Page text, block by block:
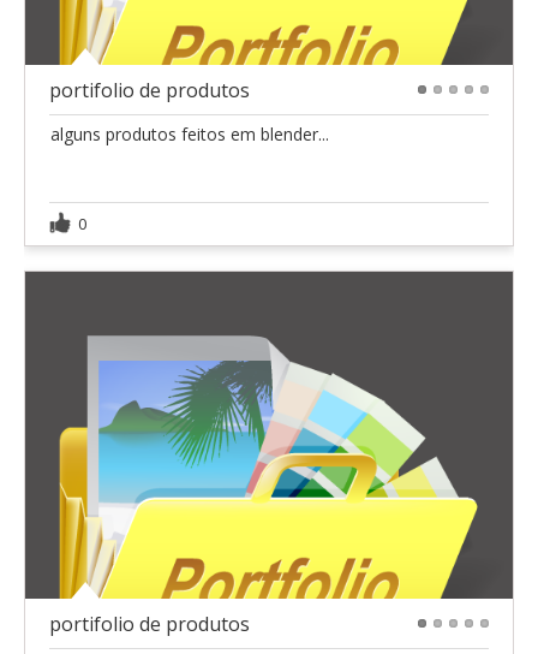
portifolio de produtos
alguns produtos feitos em blender...
0
portifolio de produtos